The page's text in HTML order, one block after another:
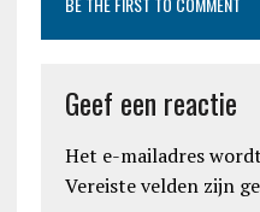
Geef een reactie
Het e-mailadres
Vereiste velden zijn